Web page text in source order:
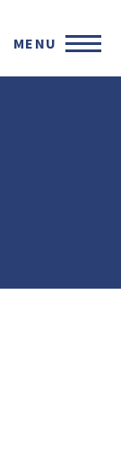
MENU